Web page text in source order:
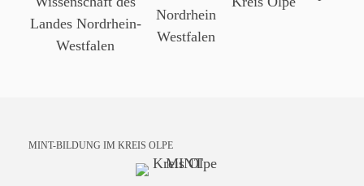
MINT-BILDUNG IM KREIS OLPE